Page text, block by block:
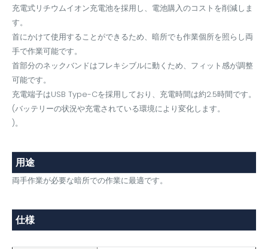
充電式リチウムイオン充電池を採用し、電池購入のコストを削減しま
す。
首にかけて使用することができるため、暗所でも作業個所を照らし両
手で作業可能です。
首部分のネックバンドはフレキシブルに動くため、フィット感が調整
可能です。
充電端子はUSB Type-Cを採用しており、充電時間は約2.5時間です。
(バッテリーの状況や充電されている環境により変化します。
)。
用途
両手作業が必要な暗所での作業に最適です。
仕様